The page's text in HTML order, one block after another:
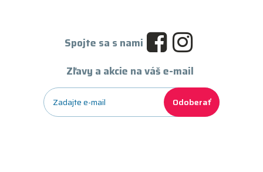
Spojte sa s nami
Zľavy a akcie na váš e-mail
Odoberať